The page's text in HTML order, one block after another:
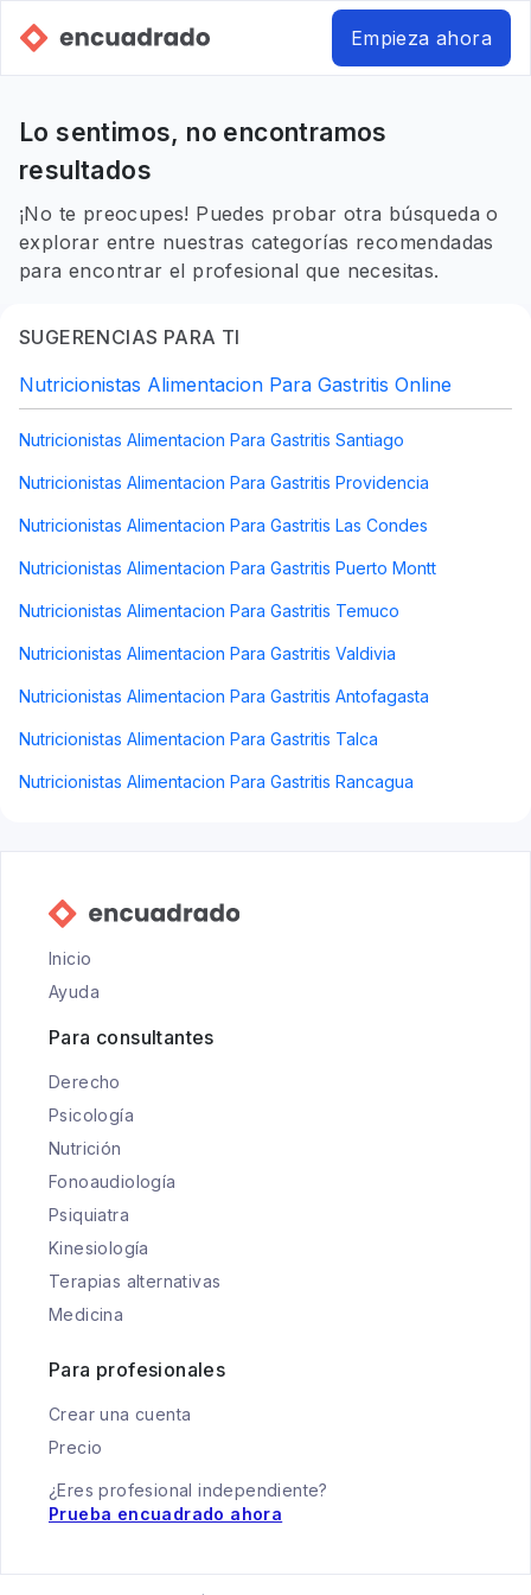
Empieza ahora
Lo sentimos, no encontramos
resultados
¡No te preocupes! Puedes probar otra búsqueda o
explorar entre nuestras categorías recomendadas
para encontrar el profesional que necesitas.
SUGERENCIAS PARA TI
Nutricionistas Alimentacion Para Gastritis Online
Nutricionistas Alimentacion Para Gastritis Santiago
Nutricionistas Alimentacion Para Gastritis Providencia
Nutricionistas Alimentacion Para Gastritis Las Condes
Nutricionistas Alimentacion Para Gastritis Puerto Montt
Nutricionistas Alimentacion Para Gastritis Temuco
Nutricionistas Alimentacion Para Gastritis Valdivia
Nutricionistas Alimentacion Para Gastritis Antofagasta
Nutricionistas Alimentacion Para Gastritis Talca
Nutricionistas Alimentacion Para Gastritis Rancagua
Inicio
Ayuda
Para consultantes
Derecho
Psicología
Nutrición
Fonoaudiología
Psiquiatra
Kinesiología
Terapias alternativas
Medicina
Para profesionales
Crear una cuenta
Precio
¿Eres profesional independiente?
Prueba encuadrado ahora